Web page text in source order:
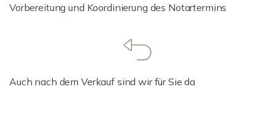
Vorbereitung und Koordinierung des Notartermins
Auch nach dem Verkauf sind wir für Sie da